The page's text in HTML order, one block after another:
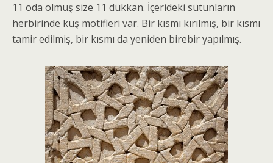
11 oda olmuş size 11 dükkan. İçerideki sütunların
herbirinde kuş motifleri var. Bir kısmı kırılmış, bir kısmı
tamir edilmiş, bir kısmı da yeniden birebir yapılmış.